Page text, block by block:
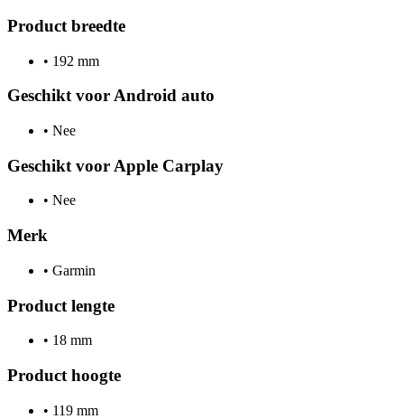
Product breedte
• 192 mm
Geschikt voor Android auto
• Nee
Geschikt voor Apple Carplay
• Nee
Merk
• Garmin
Product lengte
• 18 mm
Product hoogte
• 119 mm